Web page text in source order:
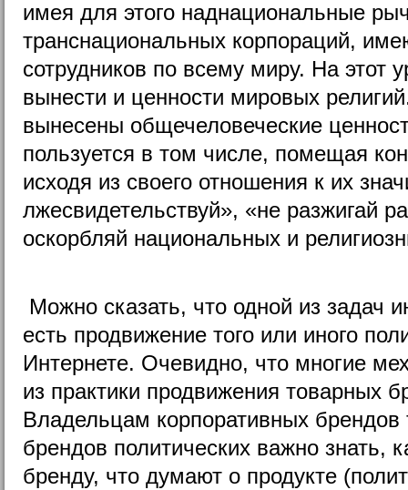
имея для этого наднациональные
транснациональных корпораций,
сотрудников по всему миру. На этот
вынести и ценности мировых
вынесены общечеловеческие
пользуется в том числе, помещая
исходя из своего отношения к их
лжесвидетельствуй», «не разжигай
оскорбляй национальных и
Можно сказать, что одной из задач
есть продвижение того или иного
Интернете. Очевидно, что многие
из практики продвижения товарных
Владельцам корпоративных
брендов политических важно знать,
бренду, что думают о продукте